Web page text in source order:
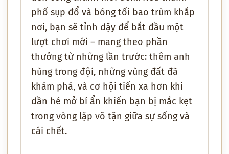
phố sụp đổ và bóng tối bao trùm khắp
nơi, bạn sẽ tỉnh dậy để bắt đầu một
lượt chơi mới – mang theo phần
thưởng từ những lần trước: thêm anh
hùng trong đội, những vùng đất đã
khám phá, và cơ hội tiến xa hơn khi
dần hé mở bí ẩn khiến bạn bị mắc kẹt
trong vòng lặp vô tận giữa sự sống và
cái chết.